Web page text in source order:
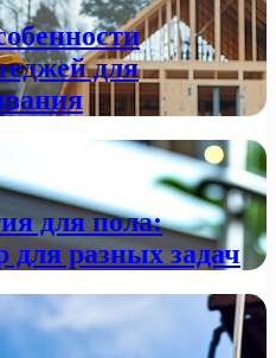
для
для пола:
разных задач